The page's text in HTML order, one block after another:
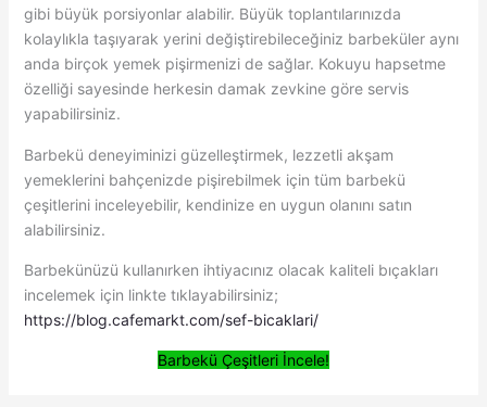
gibi büyük porsiyonlar alabilir. Büyük toplantılarınızda
kolaylıkla taşıyarak yerini değiştirebileceğiniz barbeküler aynı
anda birçok yemek pişirmenizi de sağlar. Kokuyu hapsetme
özelliği sayesinde herkesin damak zevkine göre servis
yapabilirsiniz.
Barbekü deneyiminizi güzelleştirmek, lezzetli akşam
yemeklerini bahçenizde pişirebilmek için tüm barbekü
çeşitlerini inceleyebilir, kendinize en uygun olanını satın
alabilirsiniz.
Barbekünüzü kullanırken ihtiyacınız olacak kaliteli bıçakları
incelemek için linkte tıklayabilirsiniz;
https://blog.cafemarkt.com/sef-bicaklari/
Barbekü Çeşitleri İncele!